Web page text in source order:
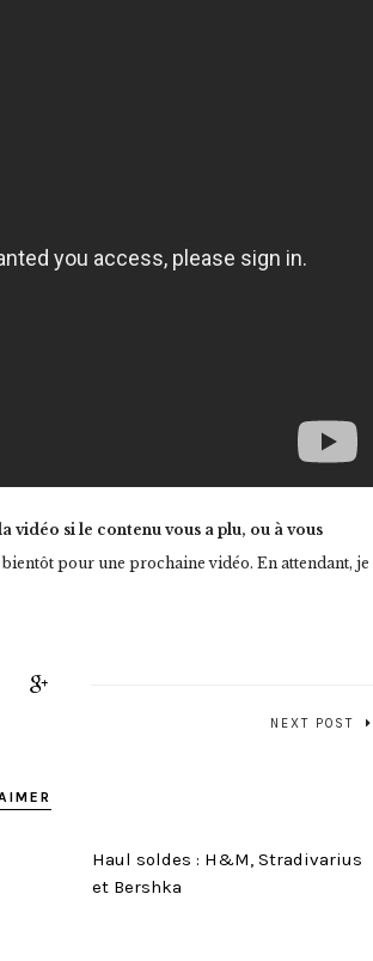
vidéo si le contenu vous a plu, ou à vous
pour une prochaine vidéo. En attendant, je
NEXT POST
Haul soldes : H&M, Stradivarius
et Bershka